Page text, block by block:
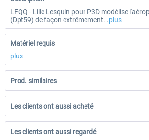
LFQQ - Lille Lesquin pour P3D modélise
(Dpt59) de façon extrêmement...plus
Matériel requis
plus
Prod. similaires
Les clients ont aussi acheté
Les clients ont aussi regardé